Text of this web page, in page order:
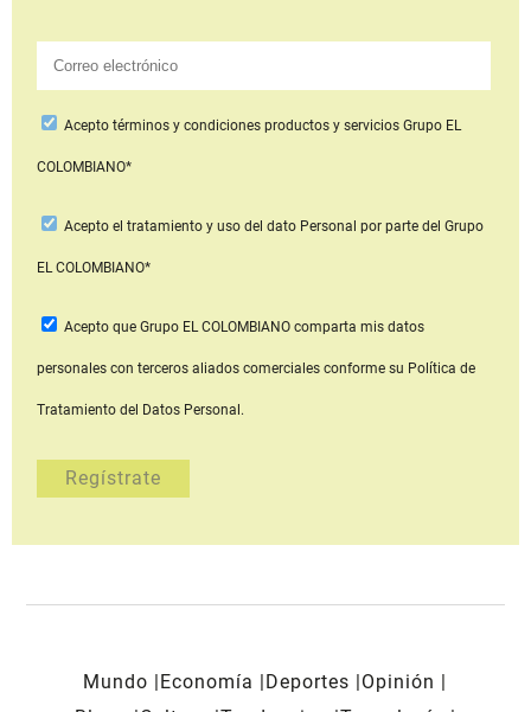
Aceptotérminos y condiciones productos y serviciosGrupo EL
COLOMBIANO*
Acepto el tratamiento y uso del dato Personal por parte del Grupo
EL COLOMBIANO*
Acepto que Grupo EL COLOMBIANOcomparta mis datos
personales con terceros aliados comerciales conforme su Política de
Tratamiento del Datos Personal.
Mundo Economía Deportes
Opinión